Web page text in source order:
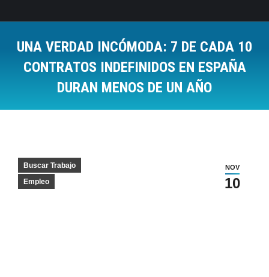
UNA VERDAD INCÓMODA: 7 DE CADA 10
CONTRATOS INDEFINIDOS EN ESPAÑA
DURAN MENOS DE UN AÑO
NOV
10
Buscar Trabajo
Empleo